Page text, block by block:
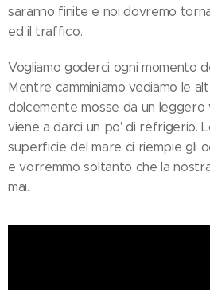
saranno finite e noi dovremo
ed il traffico.
Vogliamo goderci ogni momento
Mentre camminiamo vediamo le
dolcemente mosse da un
viene a darci un po' di refrigerio.
superficie del mare ci riempie gli
e vorremmo soltanto che la
mai.